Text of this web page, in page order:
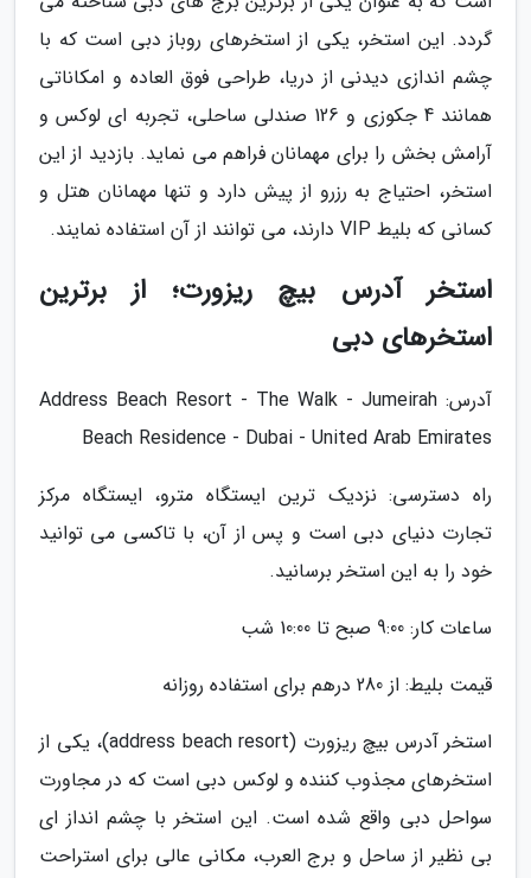
گردد. این استخر، یکی از استخرهای روباز دبی است که با
چشم اندازی دیدنی از دریا، طراحی فوق العاده و امکاناتی
همانند 4 جکوزی و 126 صندلی ساحلی، تجربه ای لوکس و
آرامش بخش را برای مهمانان فراهم می نماید. بازدید از این
استخر، احتیاج به رزرو از پیش دارد و تنها مهمانان هتل و
کسانی که بلیط VIP دارند، می توانند از آن استفاده نمایند.
استخر آدرس بیچ ریزورت؛ از برترین
استخرهای دبی
آدرس: Address Beach Resort - The Walk - Jumeirah
Beach Residence - Dubai - United Arab Emirates
راه دسترسی: نزدیک ترین ایستگاه مترو، ایستگاه مرکز
تجارت دنیای دبی است و پس از آن، با تاکسی می توانید
خود را به این استخر برسانید.
ساعات کار: 9:00 صبح تا 10:00 شب
قیمت بلیط: از 280 درهم برای استفاده روزانه
استخر آدرس بیچ ریزورت (address beach resort)، یکی از
استخرهای مجذوب کننده و لوکس دبی است که در مجاورت
سواحل دبی واقع شده است. این استخر با چشم انداز ای
بی نظیر از ساحل و برج العرب، مکانی عالی برای استراحت